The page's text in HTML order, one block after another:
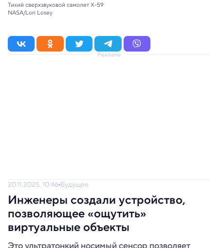
Тихий сверхзвуковой самолет X-59
NASA/Lori Losey
Реклама
20.11.2025, 10:46 Будущее
Инженеры создали устройство,
позволяющее «ощутить»
виртуальные объекты